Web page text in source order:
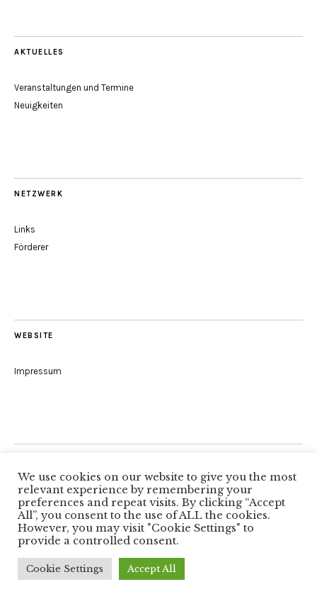
AKTUELLES
Veranstaltungen und Termine
Neuigkeiten
NETZWERK
Links
Förderer
WEBSITE
Impressum
Folge uns
Facebook
Copyright © 2026Autorenkreis Würzburg
Proudly powered byWordPress
Theme: Zuki vonElmastudio
We use cookies on our website to give you the most
relevant experience by remembering your
preferences and repeat visits. By clicking “Accept
All”, you consent to the use of ALL the cookies.
However, you may visit "Cookie Settings" to
provide a controlled consent.
Cookie Settings Accept All